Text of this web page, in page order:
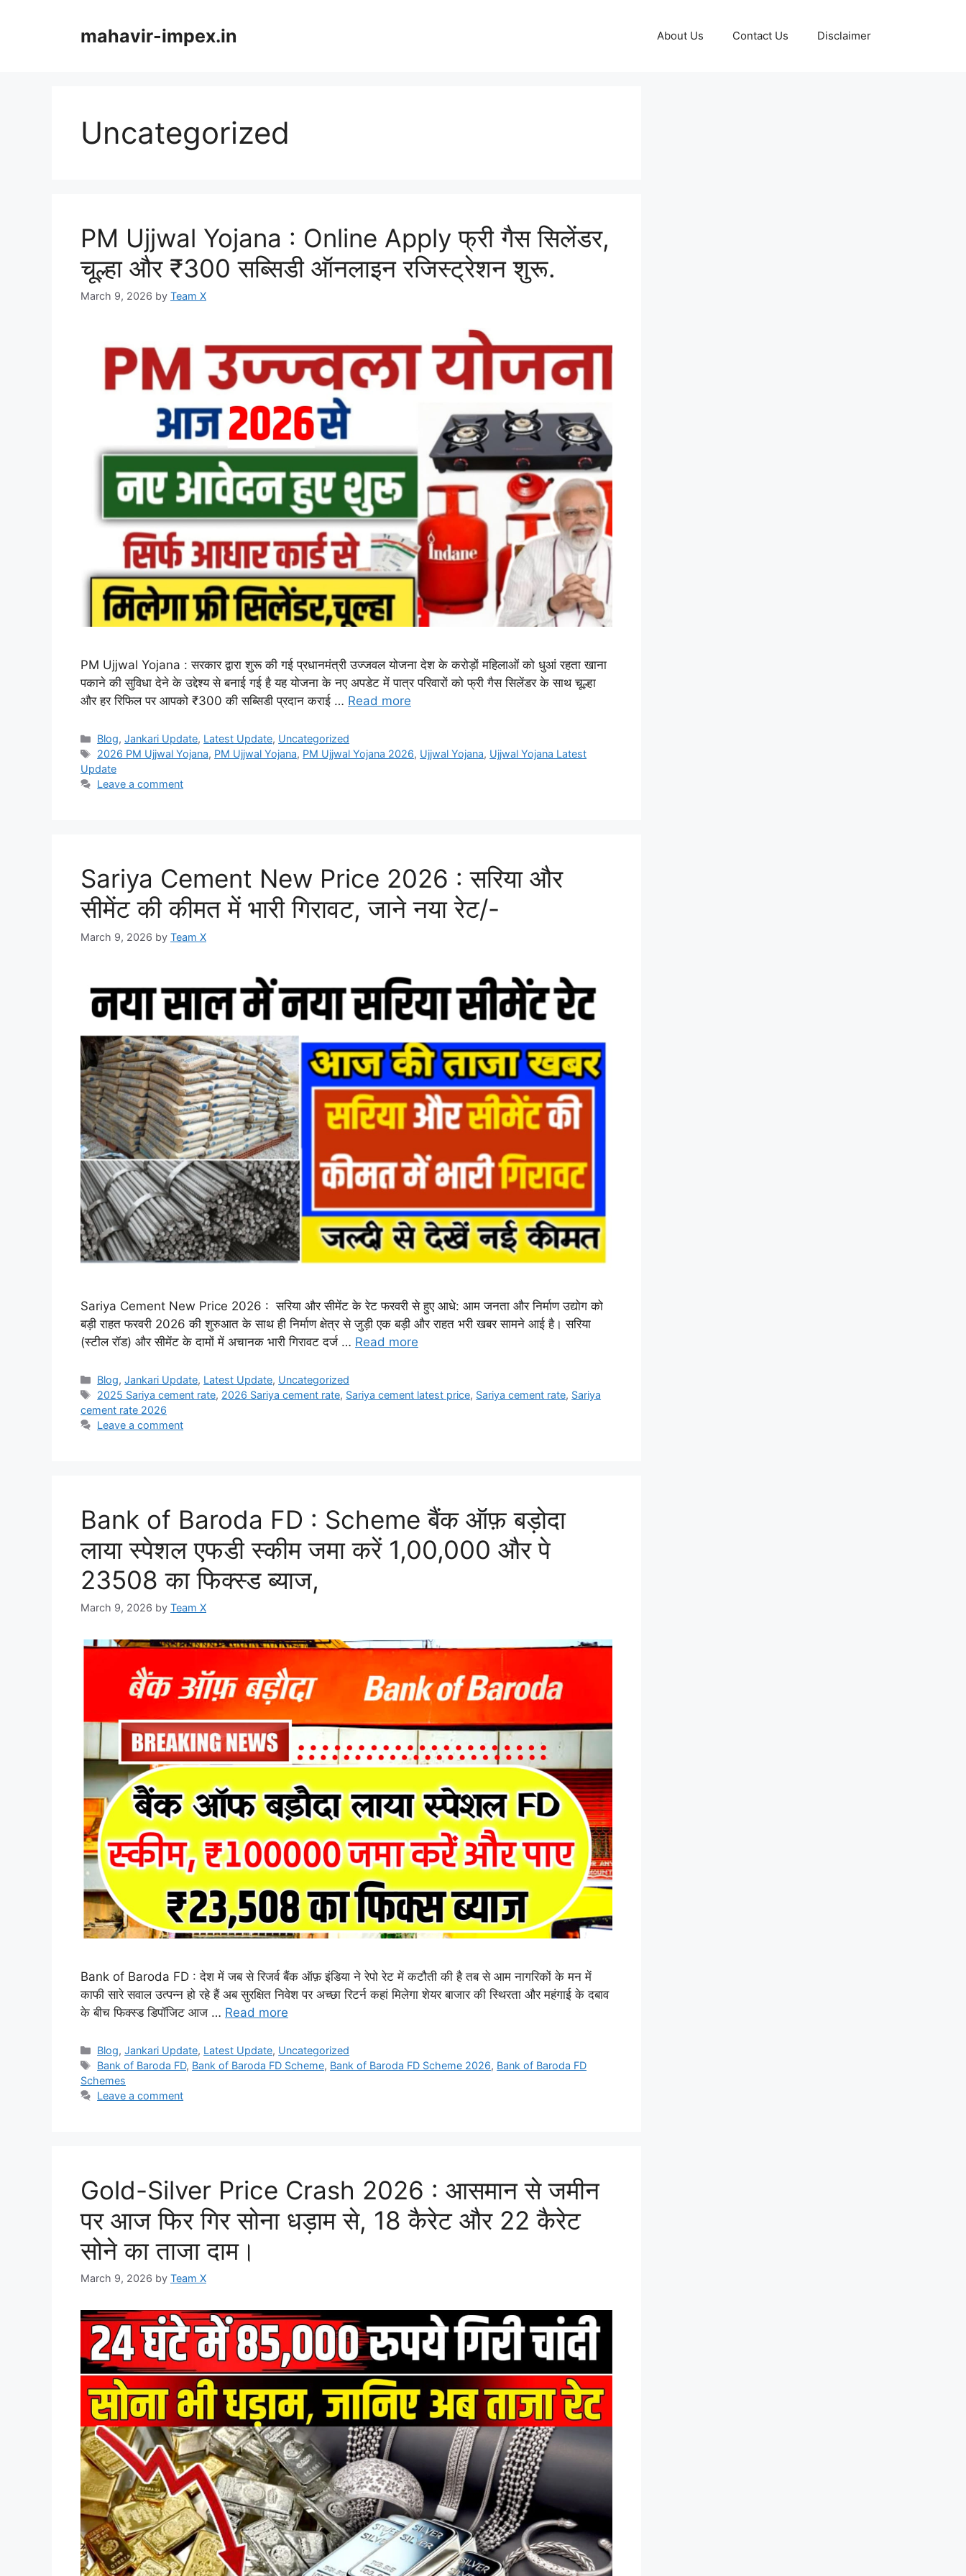
mahavir-impex.in About Us Contact Us Disclaimer
Uncategorized
PM Ujjwal Yojana : Online Apply फ्री गैस सिलेंडर,
चूल्हा और ₹300 सब्सिडी ऑनलाइन रजिस्ट्रेशन शुरू.
March 9, 2026 by Team X
PM Ujjwal Yojana : सरकार द्वारा शुरू की गई प्रधानमंत्री उज्जवल योजना देश के करोड़ों महिलाओं को धुआं रहता खाना
पकाने की सुविधा देने के उद्देश्य से बनाई गई है यह योजना के नए अपडेट में पात्र परिवारों को फ्री गैस सिलेंडर के साथ चूल्हा
और हर रिफिल पर आपको ₹300 की सब्सिडी प्रदान कराई … Read more
Categories
Blog,Jankari Update, Latest Update, Uncategorized
Tags
2026 PM Ujjwal Yojana, PM Ujjwal Yojana, PM Ujjwal Yojana 2026, Ujjwal Yojana, Ujjwal Yojana Latest
Update
Leave a comment
Sariya Cement New Price 2026 : सरिया और
सीमेंट की कीमत में भारी गिरावट, जाने नया रेट/-
March 9, 2026 by Team X
Sariya Cement New Price 2026 : सरिया और सीमेंट के रेट फरवरी से हुए आधे: आम जनता और निर्माण उद्योग को
बड़ी राहत फरवरी 2026 की शुरुआत के साथ ही निर्माण क्षेत्र से जुड़ी एक बड़ी और राहत भरी खबर सामने आई है। सरिया
(स्टील रॉड) और सीमेंट के दामों में अचानक भारी गिरावट दर्ज … Read more
Categories
Blog,Jankari Update, Latest Update, Uncategorized
Tags
2025 Sariya cement rate, 2026 Sariya cement rate, Sariya cement latest price, Sariya cement rate, Sariya
cement rate 2026
Leave a comment
Bank of Baroda FD : Scheme बैंक ऑफ़ बड़ोदा
लाया स्पेशल एफडी स्कीम जमा करें 1,00,000 और पे
23508 का फिक्स्ड ब्याज,
March 9, 2026 by Team X
Bank of Baroda FD : देश में जब से रिजर्व बैंक ऑफ़ इंडिया ने रेपो रेट में कटौती की है तब से आम नागरिकों के मन में
काफी सारे सवाल उत्पन्न हो रहे हैं अब सुरक्षित निवेश पर अच्छा रिटर्न कहां मिलेगा शेयर बाजार की स्थिरता और महंगाई के दबाव
के बीच फिक्स्ड डिपॉजिट आज … Read more
Categories
Blog,Jankari Update, Latest Update, Uncategorized
Tags
Bank of Baroda FD, Bank of Baroda FD Scheme, Bank of Baroda FD Scheme 2026, Bank of Baroda FD
Schemes
Leave a comment
Gold-Silver Price Crash 2026 : आसमान से जमीन
पर आज फिर गिर सोना धड़ाम से, 18 कैरेट और 22 कैरेट
सोने का ताजा दाम।
March 9, 2026 by Team X